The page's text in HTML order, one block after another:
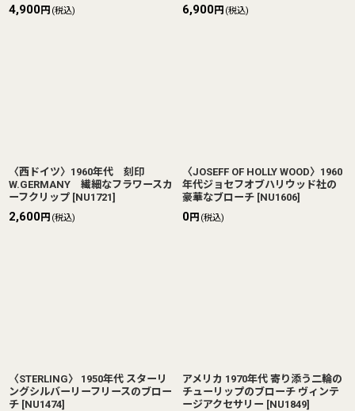
4,900円 (税込) 6,900円 (税込)
〈西ドイツ〉1960年代 刻印
W.GERMANY 繊細なフラワースカ
ーフクリップ [NU1721]
2,600円 (税込)
〈JOSEFF OF HOLLY WOOD〉1960
年代ジョセフオブハリウッド社の
豪華なブローチ [NU1606]
0円 (税込)
〈STERLING〉 1950年代 スターリ
ングシルバーリーフリースのブロー
チ [NU1474]
アメリカ 1970年代 寄り添う二輪の
チューリップのブローチ ヴィンテ
ージアクセサリー [NU1849]